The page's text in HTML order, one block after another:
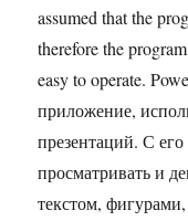
assumed that the
therefore the
easy to operate.
приложение,
презентаций. С
просматривать и
текстом,